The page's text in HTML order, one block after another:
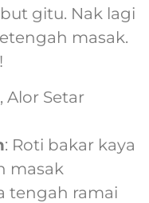
gitu. Nak lagi
masak.
Alor Setar
: Roti bakar kaya
masak
tengah ramai